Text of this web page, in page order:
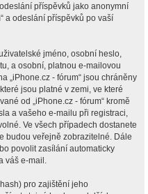
příspěvků jako anonymní
a odeslání příspěvků po vaší
jméno, osobní heslo,
a osobní, platnou e-mailovou
„iPhone.cz - fórum“ jsou chráněny
jsou platné v zemi, ve které
od „iPhone.cz - fórum“ kromě
a vašeho e-mailu při registraci,
Ve všech případech dostanete
budou veřejně zobrazitelné. Dále
povolit zasílání automaticky
váš e-mail.
pro zajištění jeho